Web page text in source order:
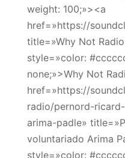
weight: 100;»><a
href=»https://
title=»Why Not
style=»color:
none;»>Why Not
href=»https://
radio/pernord-
arima-padle»
voluntariado Arima
style=»color: